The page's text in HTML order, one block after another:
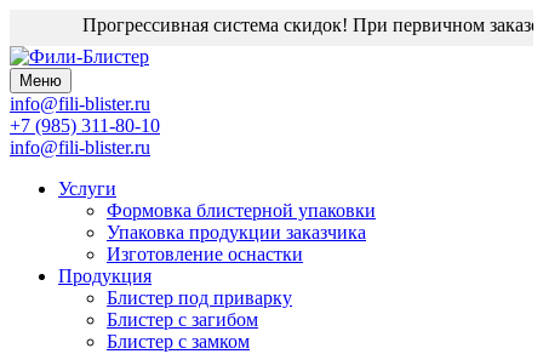
Прогрессивная система скидок! При первичном заказе
Меню
info@fili-blister.ru
+7 (985) 311-80-10
info@fili-blister.ru
Услуги
Формовка блистерной упаковки
Упаковка продукции заказчика
Изготовление оснастки
Продукция
Блистер под приварку
Блистер с загибом
Блистер с замком